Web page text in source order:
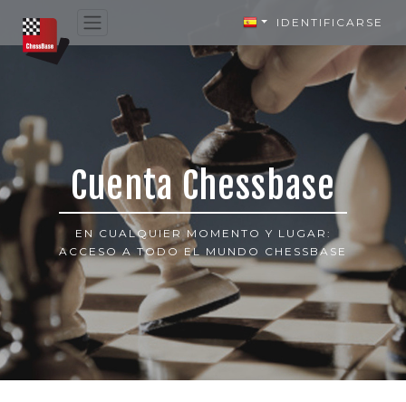
IDENTIFICARSE
Cuenta Chessbase
EN CUALQUIER MOMENTO Y LUGAR:
ACCESO A TODO EL MUNDO CHESSBASE